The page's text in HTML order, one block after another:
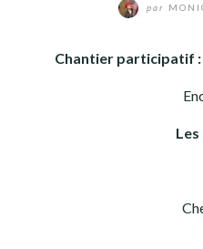
par
Chantier participatif :